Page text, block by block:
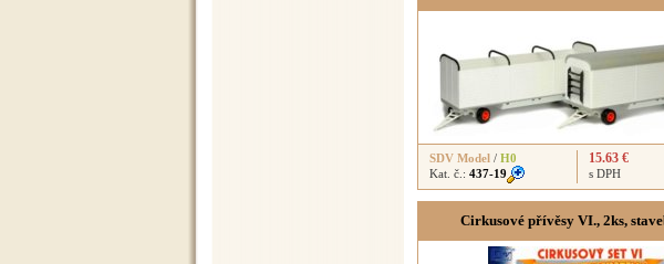
SDV Model / H0
Kat. č.: 437-19
15.63 €
s DPH
Cirkusové přívěsy VI., 2ks,